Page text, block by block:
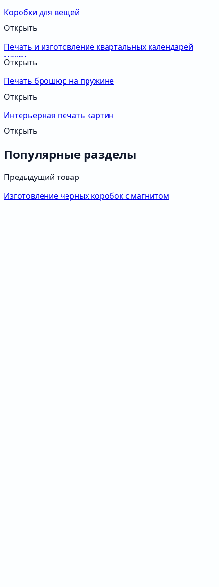
Коробки для вещей
Открыть
Печать и изготовление квартальных календарей
макси
Открыть
Печать брошюр на пружине
Открыть
Интерьерная печать картин
Открыть
Популярные разделы
Предыдущий товар
Изготовление черных коробок с магнитом